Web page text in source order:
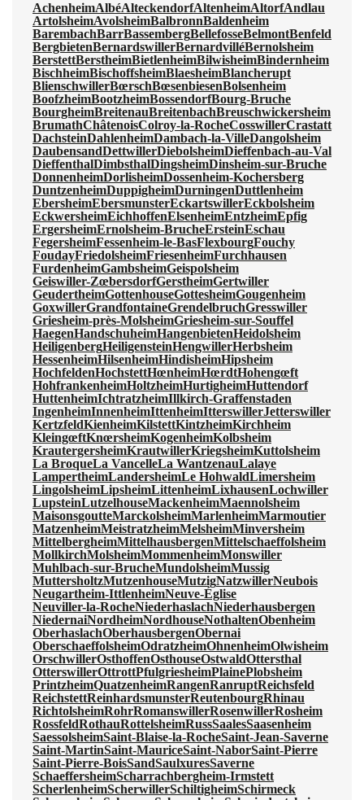
AchenheimAlbéAlteckendorfAltenheimAltorfAndlau
ArtolsheimAvolsheimBalbronnBaldenheim
BarembachBarrBassembergBellefosseBelmontBenfeld
BergbietenBernardswillerBernardvilléBernolsheim
BerstettBerstheimBietlenheimBilwisheimBindernheim
BischheimBischoffsheimBlaesheimBlancherupt
BlienschwillerBœrschBœsenbiesenBolsenheim
BoofzheimBootzheimBossendorfBourg-Bruche
BourgheimBreitenauBreitenbachBreuschwickersheim
BrumathChâtenoisColroy-la-RocheCosswillerCrastatt
DachsteinDahlenheimDambach-la-VilleDangolsheim
DaubensandDettwillerDiebolsheimDieffenbach-au-Val
DieffenthalDimbsthalDingsheimDinsheim-sur-Bruche
DonnenheimDorlisheimDossenheim-Kochersberg
DuntzenheimDuppigheimDurningenDuttlenheim
EbersheimEbersmunsterEckartswillerEckbolsheim
EckwersheimEichhoffenElsenheimEntzheimEpfig
ErgersheimErnolsheim-BrucheErsteinEschau
FegersheimFessenheim-le-BasFlexbourgFouchy
FoudayFriedolsheimFriesenheimFurchhausen
FurdenheimGambsheimGeispolsheim
Geiswiller-ZœbersdorfGerstheimGertwiller
GeudertheimGottenhouseGottesheimGougenheim
GoxwillerGrandfontaineGrendelbruchGresswiller
Griesheim-près-MolsheimGriesheim-sur-Souffel
HaegenHandschuheimHangenbietenHeidolsheim
HeiligenbergHeiligensteinHengwillerHerbsheim
HessenheimHilsenheimHindisheimHipsheim
HochfeldenHochstettHœnheimHœrdtHohengœft
HohfrankenheimHoltzheimHurtigheimHuttendorf
HuttenheimIchtratzheimIllkirch-Graffenstaden
IngenheimInnenheimIttenheimItterswillerJetterswiller
KertzfeldKienheimKilstettKintzheimKirchheim
KleingœftKnœrsheimKogenheimKolbsheim
KrautergersheimKrautwillerKriegsheimKuttolsheim
La BroqueLa VancelleLa WantzenauLalaye
LampertheimLandersheimLe HohwaldLimersheim
LingolsheimLipsheimLittenheimLixhausenLochwiller
LupsteinLutzelhouseMackenheimMaennolsheim
MaisonsgoutteMarckolsheimMarlenheimMarmoutier
MatzenheimMeistratzheimMelsheimMinversheim
MittelbergheimMittelhausbergenMittelschaeffolsheim
MollkirchMolsheimMommenheimMonswiller
Muhlbach-sur-BrucheMundolsheimMussig
MuttersholtzMutzenhouseMutzigNatzwillerNeubois
Neugartheim-IttlenheimNeuve-Église
Neuviller-la-RocheNiederhaslachNiederhausbergen
NiedernaiNordheimNordhouseNothaltenObenheim
OberhaslachOberhausbergenObernai
OberschaeffolsheimOdratzheimOhnenheimOlwisheim
OrschwillerOsthoffenOsthouseOstwaldOttersthal
OtterswillerOttrottPfulgriesheimPlainePlobsheim
PrintzheimQuatzenheimRangenRanruptReichsfeld
ReichstettReinhardsmunsterReutenbourgRhinau
RichtolsheimRohrRomanswillerRosenwillerRosheim
RossfeldRothauRottelsheimRussSaalesSaasenheim
SaessolsheimSaint-Blaise-la-RocheSaint-Jean-Saverne
Saint-MartinSaint-MauriceSaint-NaborSaint-Pierre
Saint-Pierre-BoisSandSaulxuresSaverne
SchaeffersheimScharrachbergheim-Irmstett
ScherlenheimScherwillerSchiltigheimSchirmeck